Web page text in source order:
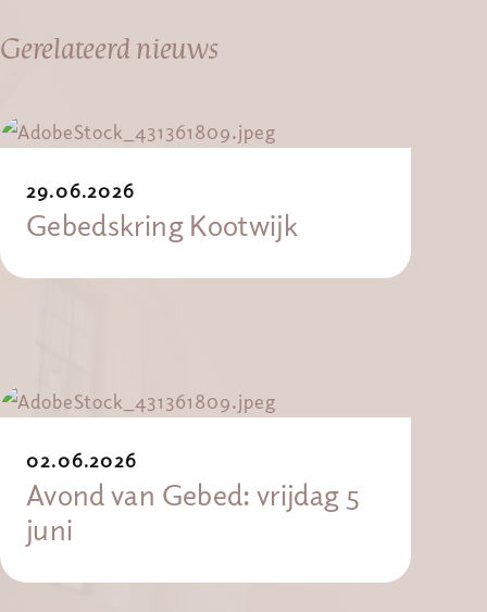
Gerelateerd nieuws
29.06.2026
Gebedskring Kootwijk
02.06.2026
Avond van Gebed: vrijdag 5
juni